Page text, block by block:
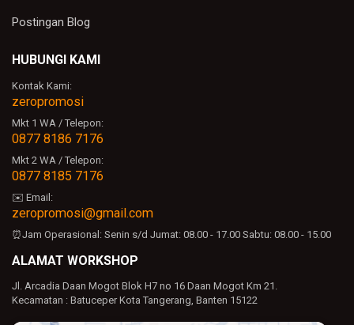
Postingan Blog
HUBUNGI KAMI
Kontak Kami:
zeropromosi
Mkt 1 WA / Telepon:
0877 8186 7176
Mkt 2 WA / Telepon:
0877 8185 7176
✉️ Email:
zeropromosi@gmail.com
⏰Jam Operasional: Senin s/d Jumat: 08.00 - 17.00 Sabtu: 08.00 - 15.00
ALAMAT WORKSHOP
Jl. Arcadia Daan Mogot Blok H7 no 16 Daan Mogot Km 21.
Kecamatan : Batuceper Kota Tangerang, Banten 15122